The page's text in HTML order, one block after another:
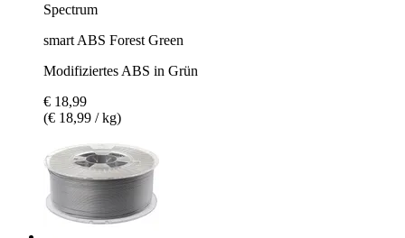
Spectrum
smart ABS Forest Green
Modifiziertes ABS in Grün
€ 18,99
(€ 18,99 / kg)